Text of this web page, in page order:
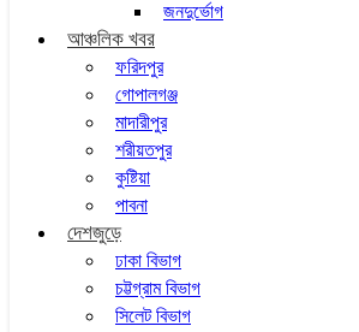
জনদুর্ভোগ
আঞ্চলিক খবর
ফরিদপুর
গোপালগঞ্জ
মাদারীপুর
শরীয়তপুর
কুষ্টিয়া
পাবনা
দেশজুড়ে
ঢাকা বিভাগ
চট্টগ্রাম বিভাগ
সিলেট বিভাগ